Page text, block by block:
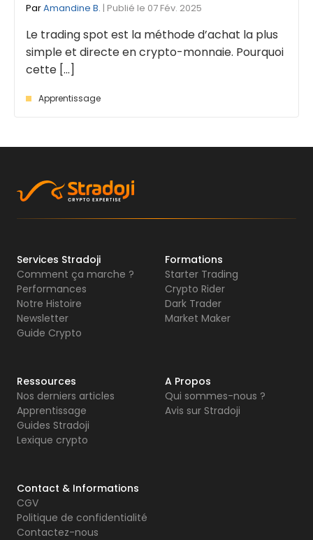
ParAmandine B. | Publié le 07 Fév. 2025
Le trading spot est la méthode d’achat la plus
simple et directe en crypto-monnaie. Pourquoi
cette [...]
Apprentissage
Services Stradoji
Comment ça marche ?
Performances
Notre Histoire
Newsletter
Guide Crypto
Formations
Starter Trading
Crypto Rider
Dark Trader
Market Maker
Ressources
Nos derniers articles
Apprentissage
Guides Stradoji
Lexique crypto
A Propos
Qui sommes-nous ?
Avis sur Stradoji
Contact & Informations
CGV
Politique de confidentialité
Contactez-nous